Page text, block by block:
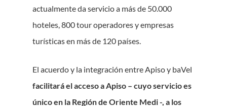
actualmente da servicio a más de 50.000
hoteles, 800 tour operadores y empresas
turísticas en más de 120 países.
El acuerdo y la integración entre Apiso y baVel
facilitará el acceso a Apiso – cuyo servicio es
único en la Región de Oriente Medi -, a los